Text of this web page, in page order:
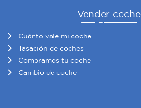
Vender coche
Cuánto vale mi coche
Tasación de coches
Compramos tu coche
Cambio de coche